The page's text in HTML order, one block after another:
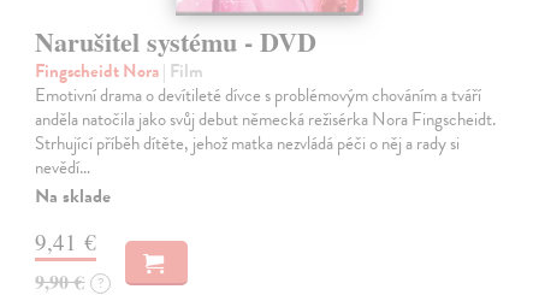
Narušitel systému - DVD
Fingscheidt Nora| Film
Emotivní drama o devítileté dívce s problémovým chováním a tváří
anděla natočila jako svůj debut německá režisérka Nora Fingscheidt.
Strhující příběh dítěte, jehož matka nezvládá péči o něj a rady si
nevědí…
Na sklade
9,41 €
9,90 € ?